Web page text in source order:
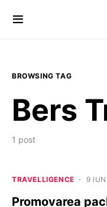
BROWSING TAG
Bers
1 post
TRAVELLIGENCE 9
Promovarea